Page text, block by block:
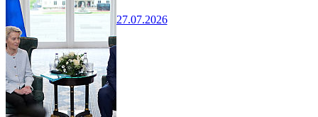
27.07.2026